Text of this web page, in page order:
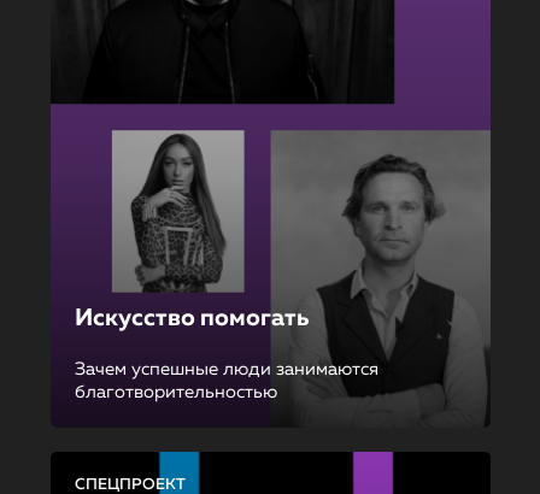
Искусство помогать
Зачем успешные люди занимаются
благотворительностью
СПЕЦПРОЕКТ